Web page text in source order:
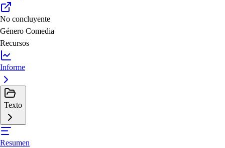
No concluyente
Género Comedia
Recursos
Informe
Texto
Resumen